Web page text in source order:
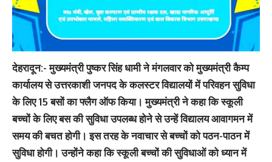
देहरादून:-मुख्यमंत्री पुष्कर सिंह धामी ने मंगलवार को मुख्यमंत्री कैम्प
कार्यालय से उत्तरकाशी जनपद के कलस्टर विद्यालयों में परिवहन सुविधा
के लिए 15 बसों का फ्लैग ऑफ किया। मुख्यमंत्री ने कहा कि स्कूली
बच्चों के लिए बस की सुविधा उपलब्ध होने से उन्हें विद्यालय आवागमन में
समय की बचत होगी। इस तरह के नवाचार से बच्चों को पठन-पाठन में
सुविधा होगी। उन्होंने कहा कि स्कूली बच्चों की सुविधाओं को ध्यान में